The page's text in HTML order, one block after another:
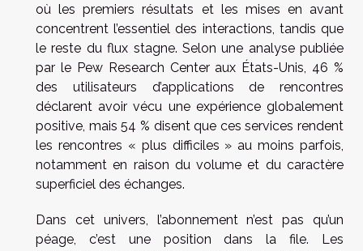
où les premiers résultats et les mises en avant
concentrent l’essentiel des interactions, tandis que
le reste du flux stagne. Selon une analyse publiée
par le Pew Research Center aux États-Unis, 46 %
des utilisateurs d’applications de rencontres
déclarent avoir vécu une expérience globalement
positive, mais 54 % disent que ces services rendent
les rencontres « plus difficiles » au moins parfois,
notamment en raison du volume et du caractère
superficiel des échanges.
Dans cet univers, l’abonnement n’est pas qu’un
péage, c’est une position dans la file. Les